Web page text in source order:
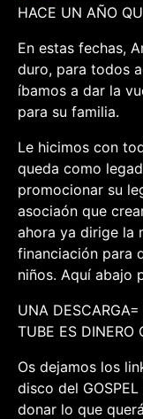
HACE UN AÑO
En estas fechas,
duro, para todos
íbamos a dar la
para su familia.
Le hicimos con
queda como
promocionar su
asociaón que
ahora ya dirige la
financiación para
niños. Aquí abajo
UNA
TUBE ES DINERO
Os dejamos los
disco del
donar lo que